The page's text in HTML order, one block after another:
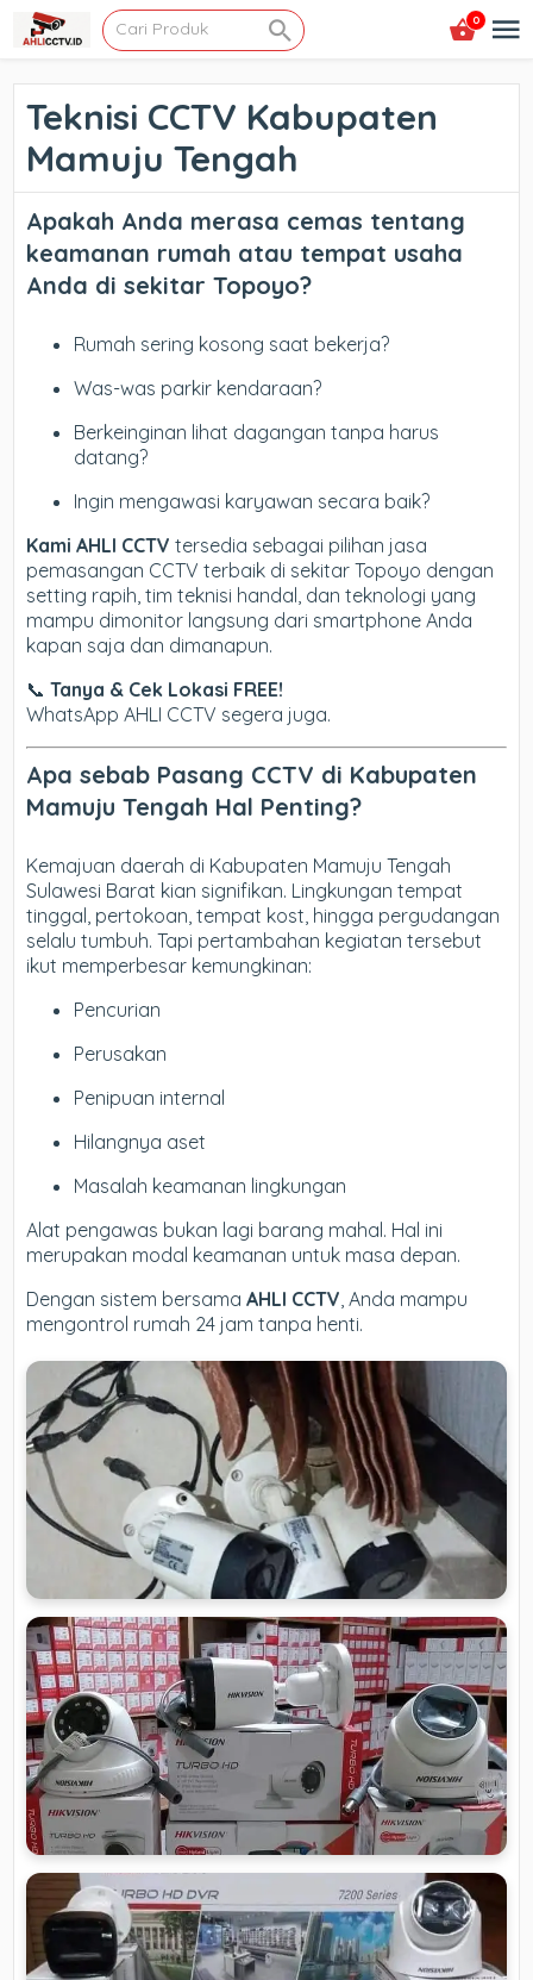
0
Teknisi CCTV Kabupaten
Mamuju Tengah
Apakah Anda merasa cemas tentang
keamanan rumah atau tempat usaha
Anda di sekitar Topoyo?
Rumah sering kosong saat bekerja?
Was-was parkir kendaraan?
Berkeinginan lihat dagangan tanpa harus
datang?
Ingin mengawasi karyawan secara baik?
Kami AHLI CCTV tersedia sebagai pilihan jasa
pemasangan CCTV terbaik di sekitar Topoyo dengan
setting rapih, tim teknisi handal, dan teknologi yang
mampu dimonitor langsung dari smartphone Anda
kapan saja dan dimanapun.
📞Tanya & Cek Lokasi FREE!
WhatsApp AHLI CCTV segera juga.
Apa sebab Pasang CCTV di Kabupaten
Mamuju Tengah Hal Penting?
Kemajuan daerah di Kabupaten Mamuju Tengah
Sulawesi Barat kian signifikan. Lingkungan tempat
tinggal, pertokoan, tempat kost, hingga pergudangan
selalu tumbuh. Tapi pertambahan kegiatan tersebut
ikut memperbesar kemungkinan:
Pencurian
Perusakan
Penipuan internal
Hilangnya aset
Masalah keamanan lingkungan
Alat pengawas bukan lagi barang mahal. Hal ini
merupakan modal keamanan untuk masa depan.
Dengan sistem bersamaAHLI CCTV, Anda mampu
mengontrol rumah 24 jam tanpa henti.